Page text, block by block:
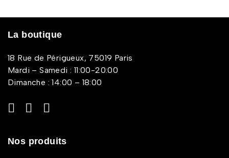
La boutique
18 Rue de Périgueux, 75019 Paris
Mardi – Samedi : 11:00-20:00
Dimanche : 14:00 – 18:00
Nos produits